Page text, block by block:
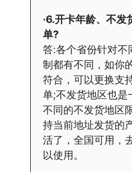
·6.开卡年龄、不发
单?
答:各个省份针对不
制都有不同，如你
符合，可以更换支
单;不发货地区也是
不同的不发货地区
持当前地址发货的
活了，全国可用，
以使用。